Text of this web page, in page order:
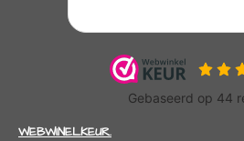
WEBWINELKEUR.